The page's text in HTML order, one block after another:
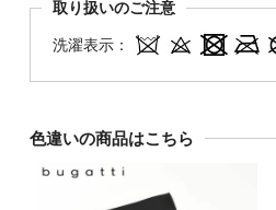
取り扱いのご注意
洗濯表示：
色違いの商品はこちら